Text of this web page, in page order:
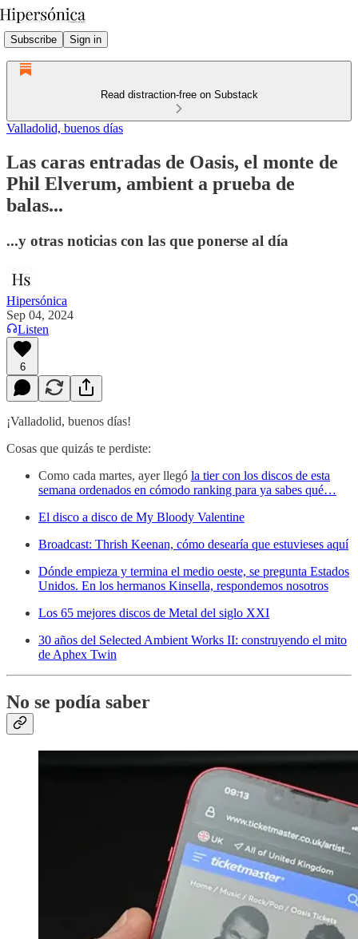
Subscribe Sign in
Read distraction-free on Substack
Valladolid, buenos días
Las caras entradas de Oasis, el monte de
Phil Elverum, ambient a prueba de
balas...
...y otras noticias con las que ponerse al día
Hipersónica
Sep 04, 2024
Listen
6
¡Valladolid, buenos días!
Cosas que quizás te perdiste:
Como cada martes, ayer llegó la tier con los discos de esta
semana ordenados en cómodo ranking para ya sabes qué…
El disco a disco de My Bloody Valentine
Broadcast: Thrish Keenan, cómo desearía que estuvieses aquí
Dónde empieza y termina el medio oeste, se pregunta Estados
Unidos. En los hermanos Kinsella, respondemos nosotros
Los 65 mejores discos de Metal del siglo XXI
30 años del Selected Ambient Works II: construyendo el mito
de Aphex Twin
No se podía saber